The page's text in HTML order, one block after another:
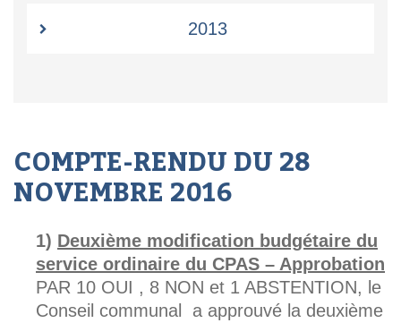
2013
COMPTE-RENDU DU 28
NOVEMBRE 2016
Deuxième modification budgétaire du
service ordinaire du CPAS – Approbation
PAR 10 OUI , 8 NON et 1 ABSTENTION, le
Conseil communal a approuvé la deuxième